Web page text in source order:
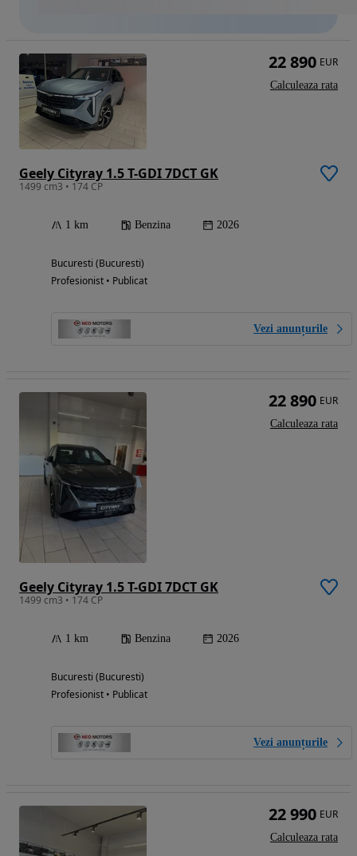
Geely Cityray 1.5 T-GDI 7DCT GK
1499 cm3 • 174 CP
1 km Benzina 2026
Bucuresti (Bucuresti)
Profesionist • Publicat
Vezi anunțurile
22 890 EUR
Calculeaza rata
Geely Cityray 1.5 T-GDI 7DCT GK
1499 cm3 • 174 CP
1 km Benzina 2026
Bucuresti (Bucuresti)
Profesionist • Publicat
Vezi anunțurile
22 890 EUR
Calculeaza rata
22 990 EUR
Calculeaza rata